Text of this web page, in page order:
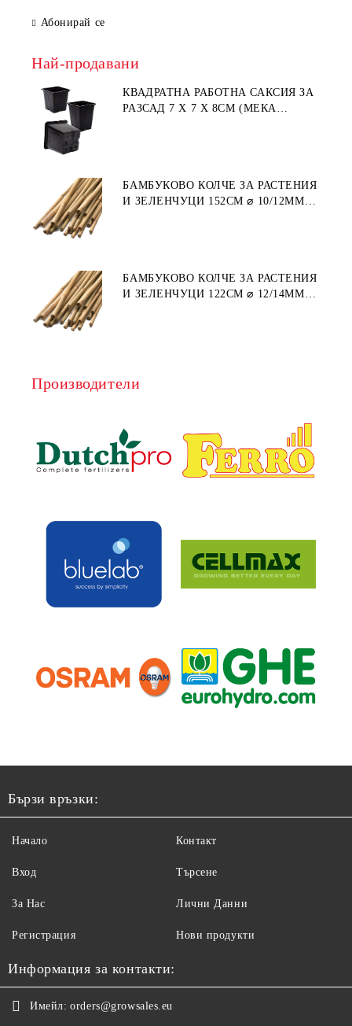
Абонирай се
Най-продавани
КВАДРАТНА РАБОТНА САКСИЯ ЗА
РАЗСАД 7 X 7 X 8СМ (МЕКА
БАМБУКОВО КОЛЧЕ ЗА РАСТЕНИЯ
И ЗЕЛЕНЧУЦИ 152СМ ⌀ 10/12ММ
БАМБУКОВО КОЛЧЕ ЗА РАСТЕНИЯ
И ЗЕЛЕНЧУЦИ 122СМ ⌀ 12/14ММ
Производители
Бързи връзки:
Начало
Вход
За Нас
Регистрация
Контакт
Търсене
Лични Данни
Нови продукти
Информация за контакти:
Имейл: orders@growsales.eu